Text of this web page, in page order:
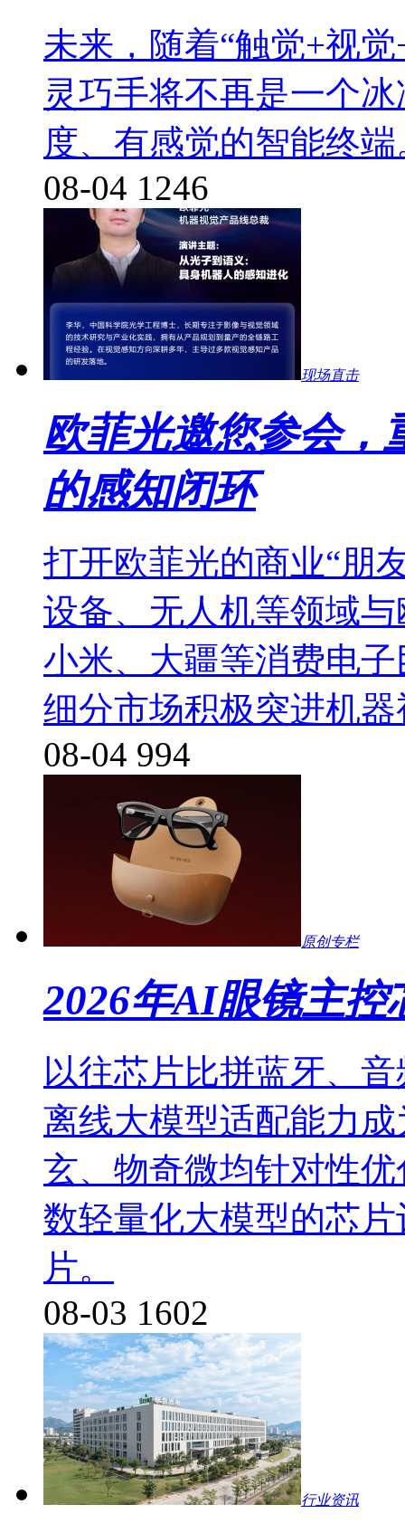
未来，随着“触觉+视
灵巧手将不再是一个
度、有感觉的智能终端
08-04 1246
现场直击
欧菲光邀您参会，
的感知闭环
打开欧菲光的商业“朋
设备、无人机等领域
小米、大疆等消费电
细分市场积极突进机
08-04 994
原创专栏
2026年AI眼镜主控
以往芯片比拼蓝牙、
离线大模型适配能力
玄、物奇微均针对性
数轻量化大模型的芯
片。
08-03 1602
行业资讯